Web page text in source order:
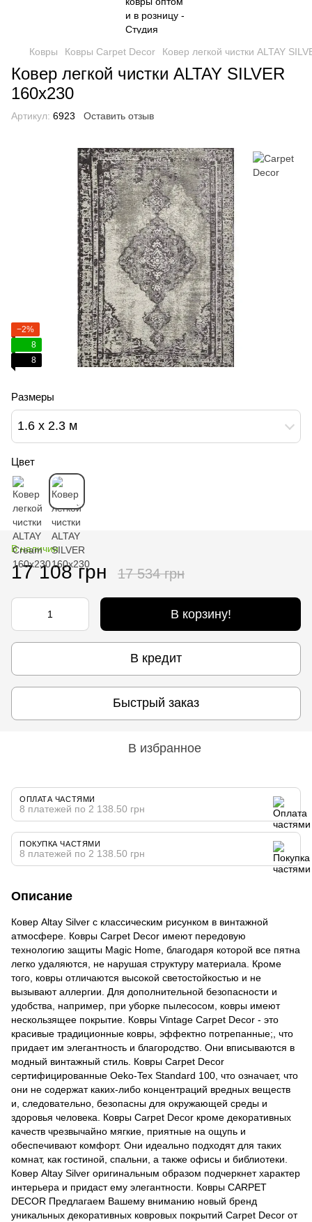
Ковры Ковры Carpet Decor Ковер легкой чистки ALTAY
Ковер легкой чистки ALTAY SILVER
160x230
Артикул: 6923 Оставить отзыв
−2%
8
8
Размеры
1.6 х 2.3 м
Цвет
В наличии
17 108 грн 17 534 грн
В корзину!
В кредит
Быстрый заказ
В избранное
ОПЛАТА ЧАСТЯМИ
8 платежей по 2 138.50 грн
ПОКУПКА ЧАСТЯМИ
8 платежей по 2 138.50 грн
Описание
Ковер Altay Silver с классическим рисунком в винтажной
атмосфере. Ковры Carpet Decor имеют передовую
технологию защиты Magic Home, благодаря которой все пятна
легко удаляются, не нарушая структуру материала. Кроме
того, ковры отличаются высокой светостойкостью и не
вызывают аллергии. Для дополнительной безопасности и
удобства, например, при уборке пылесосом, ковры имеют
нескользящее покрытие. Ковры Vintage Carpet Decor - это
красивые традиционные ковры, эффектно потрепанные;, что
придает им элегантность и благородство. Они вписываются в
модный винтажный стиль. Ковры Carpet Decor
сертифицированные Oeko-Tex Standard 100, что означает, что
они не содержат каких-либо концентраций вредных веществ
и, следовательно, безопасны для окружающей среды и
здоровья человека. Ковры Carpet Decor кроме декоративных
качеств чрезвычайно мягкие, приятные на ощупь и
обеспечивают комфорт. Они идеально подходят для таких
комнат, как гостиной, спальни, а также офисы и библиотеки.
Ковер Altay Silver оригинальным образом подчеркнет характер
интерьера и придаст ему элегантности. Ковры CARPET
DECOR Предлагаем Вашему вниманию новый бренд
уникальных декоративных ковровых покрытий Carpet Decor от